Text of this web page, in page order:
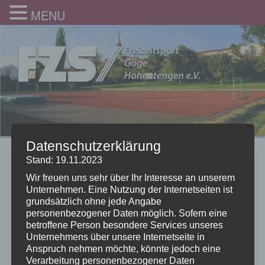
Die Aktion „Scheine für
Vereine“ verläuft
erfolgreich
10.01.2020
MENU
Datenschutzerklärung
Stand: 19.11.2023
Wir freuen uns sehr über Ihr Interesse an unserem
Unternehmen. Eine Nutzung der Internetseiten ist
grundsätzlich ohne jede Angabe
personenbezogener Daten möglich. Sofern eine
betroffene Person besondere Services unseres
Unternehmens über unsere Internetseite in
Anspruch nehmen möchte, könnte jedoch eine
Verarbeitung personenbezogener Daten